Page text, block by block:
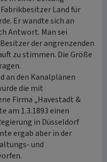
Land für
Er wandte sich an
Antwort. Man sei
der angrenzenden
zu stimmen. Die Größe
an den Kanalplänen
die mit
Firma „Havestadt &
am 1.3.1893 einen
in Düsseldorf
ergab aber in der
und